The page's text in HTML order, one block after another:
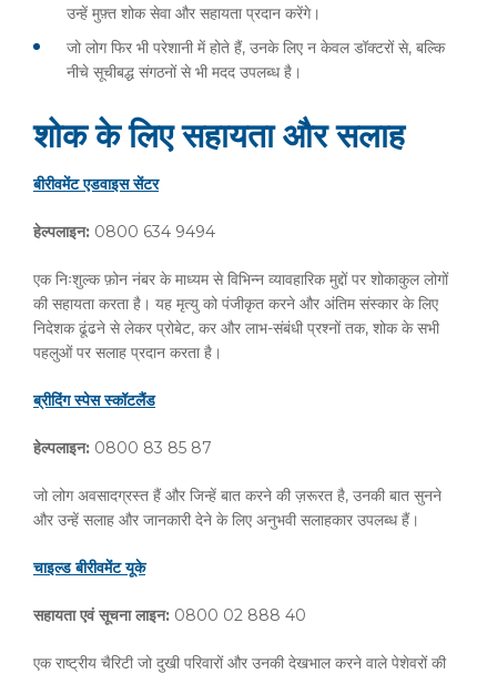
उन्हें मुफ़्त शोक सेवा और सहायता प्रदान करेंगे।
जो लोग फिर भी परेशानी में होते हैं, उनके लिए न केवल डॉक्टरों से, बल्कि
नीचे सूचीबद्ध संगठनों से भी मदद उपलब्ध है।
शोक के लिए सहायता और सलाह
बीरीवमेंट एडवाइस सेंटर
हेल्पलाइन: 0800 634 9494
एक निःशुल्क फ़ोन नंबर के माध्यम से विभिन्न व्यावहारिक मुद्दों पर शोकाकुल लोगों
की सहायता करता है। यह मृत्यु को पंजीकृत करने और अंतिम संस्कार के लिए
निदेशक ढूंढने से लेकर प्रोबेट, कर और लाभ-संबंधी प्रश्नों तक, शोक के सभी
पहलुओं पर सलाह प्रदान करता है।
ब्रीदिंग स्पेस स्कॉटलैंड
हेल्पलाइन: 0800 83 85 87
जो लोग अवसादग्रस्त हैं और जिन्हें बात करने की ज़रूरत है, उनकी बात सुनने
और उन्हें सलाह और जानकारी देने के लिए अनुभवी सलाहकार उपलब्ध हैं।
चाइल्ड बीरीवमेंट यूके
सहायता एवं सूचना लाइन: 0800 02 888 40
एक राष्ट्रीय चैरिटी जो दुखी परिवारों और उनकी देखभाल करने वाले पेशेवरों की